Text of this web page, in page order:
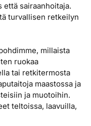
että sairaanhoitaja.
turvallisen retkeilyn
millaista
ruokaa
tai retkitermosta
maastossa ja
ja muotoihin.
teltoissa, laavuilla,